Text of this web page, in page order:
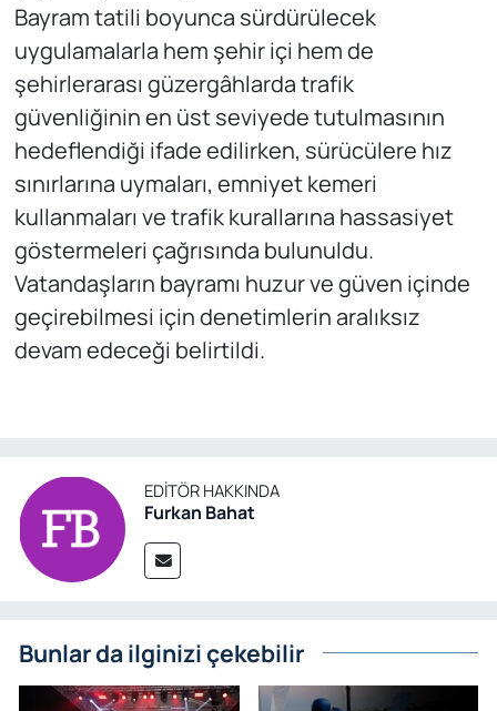
Bayram tatili boyunca sürdürülecek
uygulamalarla hem şehir içi hem de
şehirlerarası güzergâhlarda trafik
güvenliğinin en üst seviyede tutulmasının
hedeflendiği ifade edilirken, sürücülere hız
sınırlarına uymaları, emniyet kemeri
kullanmaları ve trafik kurallarına hassasiyet
göstermeleri çağrısında bulunuldu.
Vatandaşların bayramı huzur ve güven içinde
geçirebilmesi için denetimlerin aralıksız
devam edeceği belirtildi.
EDITÖR HAKKINDA
Furkan Bahat
Bunlar da ilginizi çekebilir